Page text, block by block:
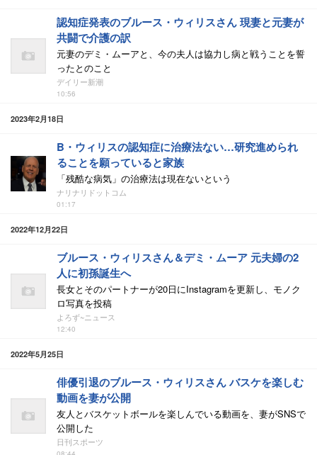
認知症発表のブルース・ウィリスさん 現妻と元妻が
共闘で介護の訳
元妻のデミ・ムーアと、今の夫人は協力し病と戦うことを誓
ったとのこと
デイリー新潮
10:56
2023年2月18日
B・ウィリスの認知症に治療法ない…研究進められ
ることを願っていると家族
「残酷な病気」の治療法は現在ないという
ナリナリドットコム
01:17
2022年12月22日
ブルース・ウィリスさん＆デミ・ムーア 元夫婦の2
人に初孫誕生へ
長女とそのパートナーが20日にInstagramを更新し、モノク
ロ写真を投稿
よろず~ニュース
12:40
2022年5月25日
俳優引退のブルース・ウィリスさん バスケを楽しむ
動画を妻が公開
友人とバスケットボールを楽しんでいる動画を、妻がSNSで
公開した
日刊スポーツ